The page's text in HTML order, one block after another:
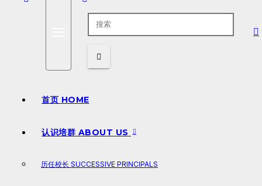
首页 HOME
认识培群 ABOUT US
历任校长 SUCCESSIVE PRINCIPALS